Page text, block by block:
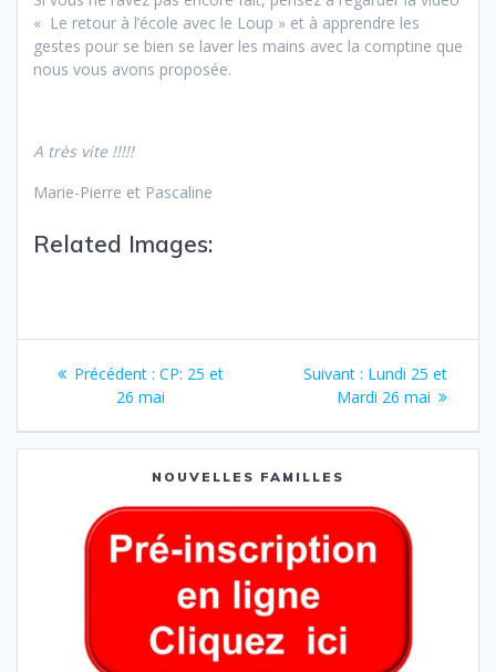
« Le retour à l’école avec le Loup » et à apprendre les
gestes pour se bien se laver les mains avec la comptine que
nous vous avons proposée.
A très vite !!!!!
Marie-Pierre et Pascaline
Related Images:
Précédent : CP: 25 et
26 mai
Suivant : Lundi 25 et
Mardi 26 mai
NOUVELLES FAMILLES